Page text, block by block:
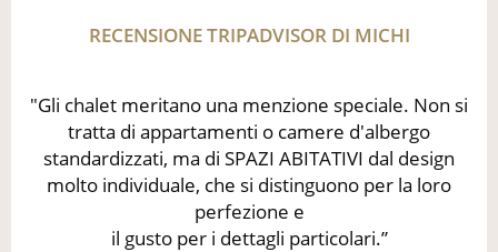
RECENSIONE TRIPADVISOR DI MICHI
"Gli chalet meritano una menzione speciale. Non si
tratta di appartamenti o camere d'albergo
standardizzati, ma di SPAZI ABITATIVI dal design
molto individuale, che si distinguono per la loro
perfezione e
il gusto per i dettagli particolari.”